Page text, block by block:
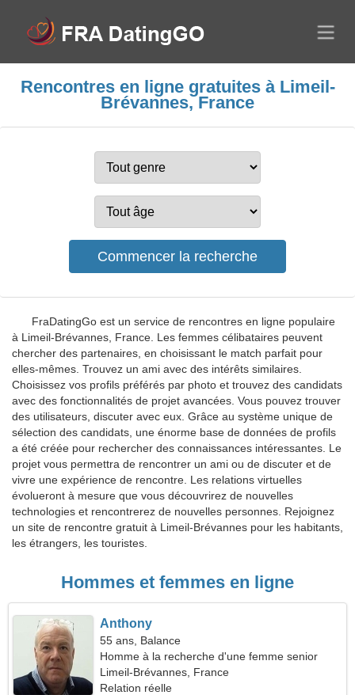
Rencontres en ligne gratuites à Limeil-
Brévannes, France
FraDatingGo est un service de rencontres en ligne populaire
à Limeil-Brévannes, France. Les femmes célibataires peuvent
chercher des partenaires, en choisissant le match parfait pour
elles-mêmes. Trouvez un ami avec des intérêts similaires.
Choisissez vos profils préférés par photo et trouvez des candidats
avec des fonctionnalités de projet avancées. Vous pouvez trouver
des utilisateurs, discuter avec eux. Grâce au système unique de
sélection des candidats, une énorme base de données de profils
a été créée pour rechercher des connaissances intéressantes. Le
projet vous permettra de rencontrer un ami ou de discuter et de
vivre une expérience de rencontre. Les relations virtuelles
évolueront à mesure que vous découvrirez de nouvelles
technologies et rencontrerez de nouvelles personnes. Rejoignez
un site de rencontre gratuit à Limeil-Brévannes pour les habitants,
les étrangers, les touristes.
Hommes et femmes en ligne
Anthony
55 ans, Balance
Homme à la recherche d'une femme senior
Limeil-Brévannes, France
Relation réelle